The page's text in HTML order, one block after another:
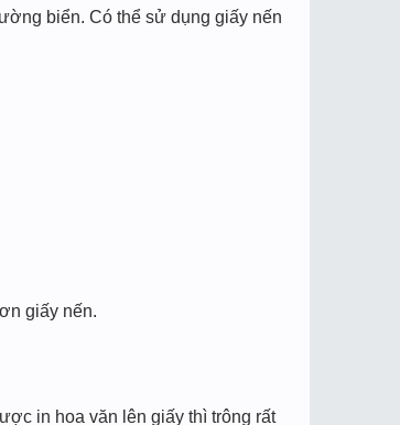
biển. Có thể sử dụng giấy nến
giấy nến.
in hoa văn lên giấy thì trông rất